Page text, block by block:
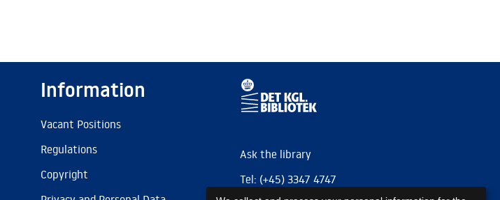
Information
Vacant Positions
Regulations
Copyright
Ask the library
Tel: (+45) 3347 4747